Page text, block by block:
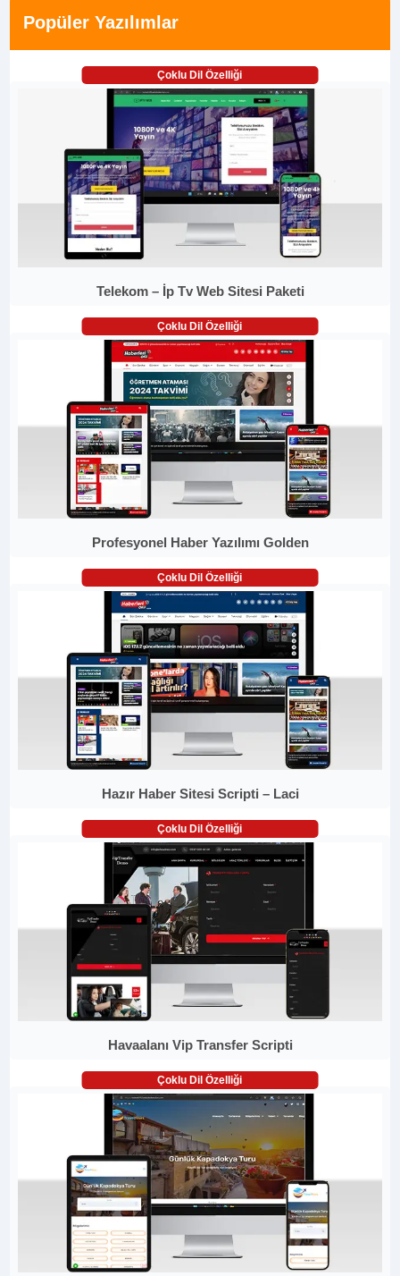
Popüler Yazılımlar
Çoklu Dil Özelliği
Telekom – İp Tv Web Sitesi Paketi
Çoklu Dil Özelliği
Profesyonel Haber Yazılımı Golden
Çoklu Dil Özelliği
Hazır Haber Sitesi Scripti – Laci
Çoklu Dil Özelliği
Havaalanı Vip Transfer Scripti
Çoklu Dil Özelliği